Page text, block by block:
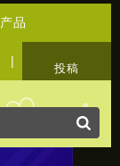
产品
|
投稿